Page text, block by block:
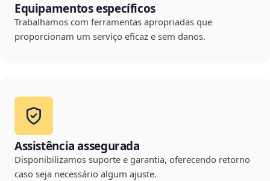
Equipamentos específicos
Trabalhamos com ferramentas apropriadas que
proporcionam um serviço eficaz e sem danos.
Assistência assegurada
Disponibilizamos suporte e garantia, oferecendo retorno
caso seja necessário algum ajuste.